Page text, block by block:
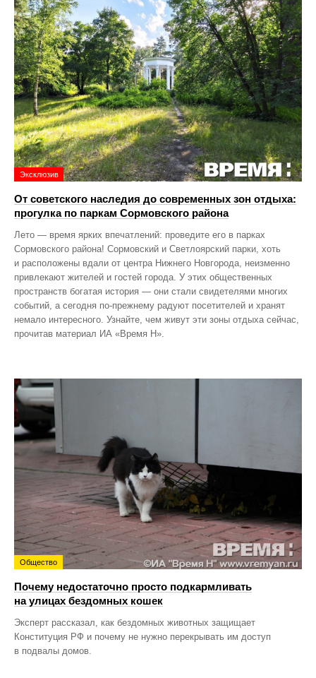
Эксклюзив
От советского наследия до современных зон отдыха:
прогулка по паркам Сормовского района
Лето — время ярких впечатлений: проведите его в парках
Сормовского района! Сормовский и Светлоярский парки, хоть
и расположены вдали от центра Нижнего Новгорода, неизменно
привлекают жителей и гостей города. У этих общественных
пространств богатая история — они стали свидетелями многих
событий, а сегодня по‑прежнему радуют посетителей и хранят
немало интересного. Узнайте, чем живут эти зоны отдыха сейчас,
прочитав материал ИА «Время Н».
Общество
Почему недостаточно просто подкармливать
на улицах бездомных кошек
Эксперт рассказал, как бездомных животных защищает
Конституция РФ и почему не нужно перекрывать им доступ
в подвалы домов.